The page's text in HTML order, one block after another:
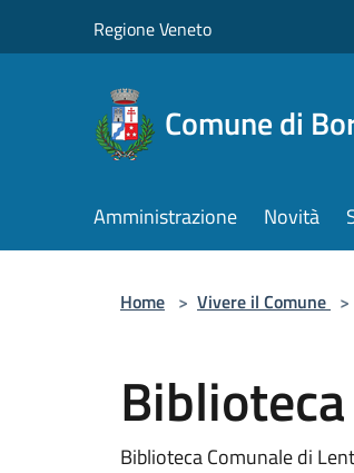
Regione Veneto
Comune di
Amministrazione Novità
Home > Vivere il Comune >
Biblioteca Comunale di